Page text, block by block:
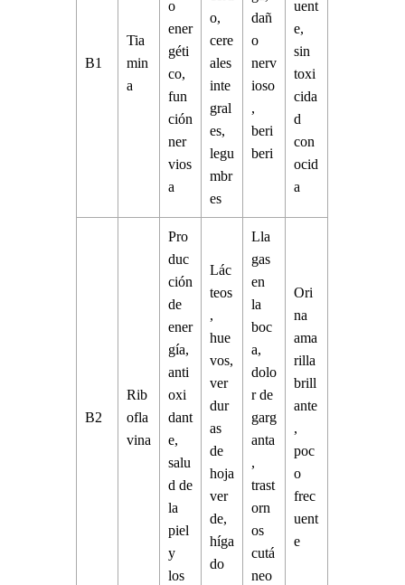
B1
Tia
min
a
o
ener
géti
co,
fun
ción
ner
vios
a
o,
cere
ales
inte
gral
es,
legu
mbr
es
dañ
o
nerv
ioso
,
beri
beri
uent
e,
sin
toxi
cida
d
con
ocid
a
B2
Rib
ofla
vina
Pro
duc
ción
de
ener
gía,
anti
oxi
dant
e,
salu
d de
la
piel
y
los
Lác
teos
,
hue
vos,
ver
dur
as
de
hoja
ver
de,
híga
do
Lla
gas
en
la
boc
a,
dolo
r de
garg
anta
,
trast
orn
os
cutá
neo
Ori
na
ama
rilla
brill
ante
,
poc
o
frec
uent
e